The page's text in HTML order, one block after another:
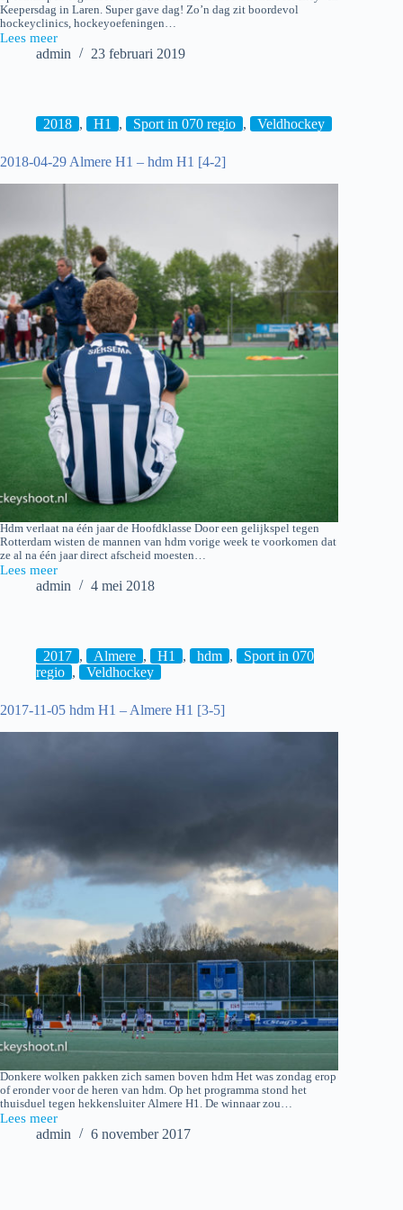
Keepersdag in Laren. Super gave dag! Zo’n dag zit boordevol
hockeyclinics, hockeyoefeningen…
Lees meer
2019-
Hockey-
–
Laren
admin 23 februari 2019
2018 , H1 , Sport in 070 regio , Veldhockey
2018-04-29 Almere H1 – hdm H1 [4-2]
Hdm verlaat na één jaar de Hoofdklasse Door een gelijkspel tegen
Rotterdam wisten de mannen van hdm vorige week te voorkomen dat
ze al na één jaar direct afscheid moesten…
Lees meer
2018-
2]
admin 4 mei 2018
2017 , Almere , H1 , hdm ,
Sport in 070
regio , Veldhockey
2017-11-05 hdm H1 – Almere H1 [3-5]
Donkere wolken pakken zich samen boven hdm Het was zondag erop
of eronder voor de heren van hdm. Op het programma stond het
thuisduel tegen hekkensluiter Almere H1. De winnaar zou…
Lees meer
2017-
admin 6 november 2017